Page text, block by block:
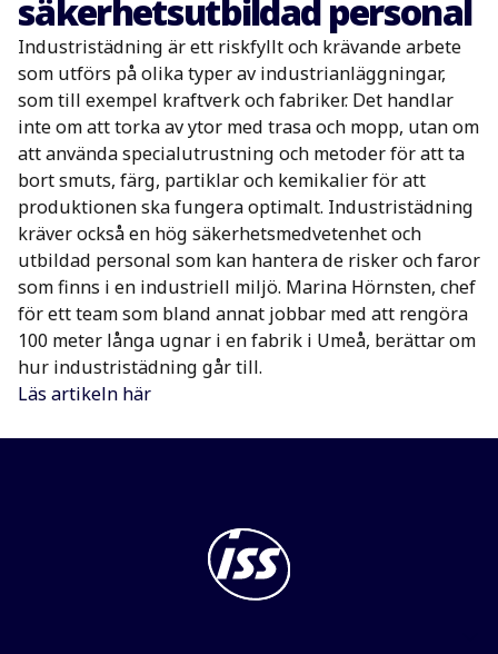
säkerhetsutbildad personal
Industristädning är ett riskfyllt och krävande arbete
som utförs på olika typer av industrianläggningar,
som till exempel kraftverk och fabriker. Det handlar
inte om att torka av ytor med trasa och mopp, utan om
att använda specialutrustning och metoder för att ta
bort smuts, färg, partiklar och kemikalier för att
produktionen ska fungera optimalt. Industristädning
kräver också en hög säkerhetsmedvetenhet och
utbildad personal som kan hantera de risker och faror
som finns i en industriell miljö. Marina Hörnsten, chef
för ett team som bland annat jobbar med att rengöra
100 meter långa ugnar i en fabrik i Umeå, berättar om
hur industristädning går till.
Läs artikeln här